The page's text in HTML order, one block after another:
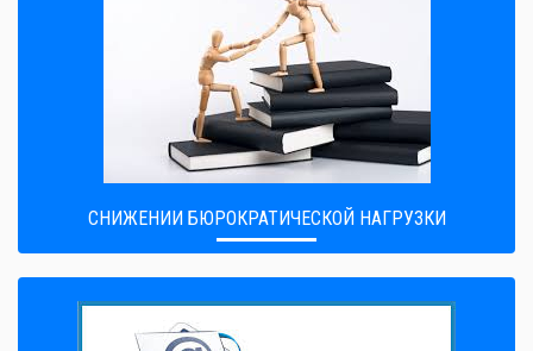
CНИЖЕНИИ БЮРОКРАТИЧЕСКОЙ НАГРУЗКИ